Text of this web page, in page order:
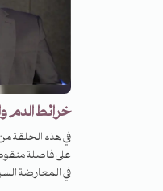
وحمل البندقية
وأحلام
إقدام ومخاوف
المدن
ضعفت الحيلة.
خرائط الدم
في هذه الحلقة
على فاصلة
في المعارضة